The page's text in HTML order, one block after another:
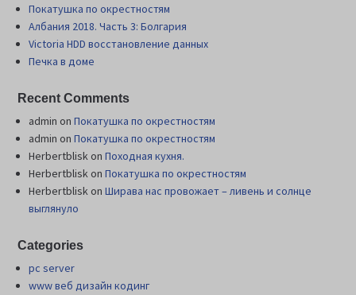
Покатушка по окрестностям
Албания 2018. Часть 3: Болгария
Victoria HDD восстановление данных
Печка в доме
Recent Comments
admin onПокатушка по окрестностям
admin onПокатушка по окрестностям
HerbertbliskonПоходная кухня.
HerbertbliskonПокатушка по окрестностям
HerbertbliskonШиpава нас провожает – ливень и солнце
выглянуло
Categories
pc server
www веб дизайн кодинг